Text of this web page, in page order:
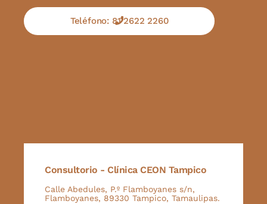
Teléfono: 81 2622 2260
Consultorio - Clínica CEON Tampico
Calle Abedules, P.º Flamboyanes s/n,
Flamboyanes, 89330 Tampico, Tamaulipas.